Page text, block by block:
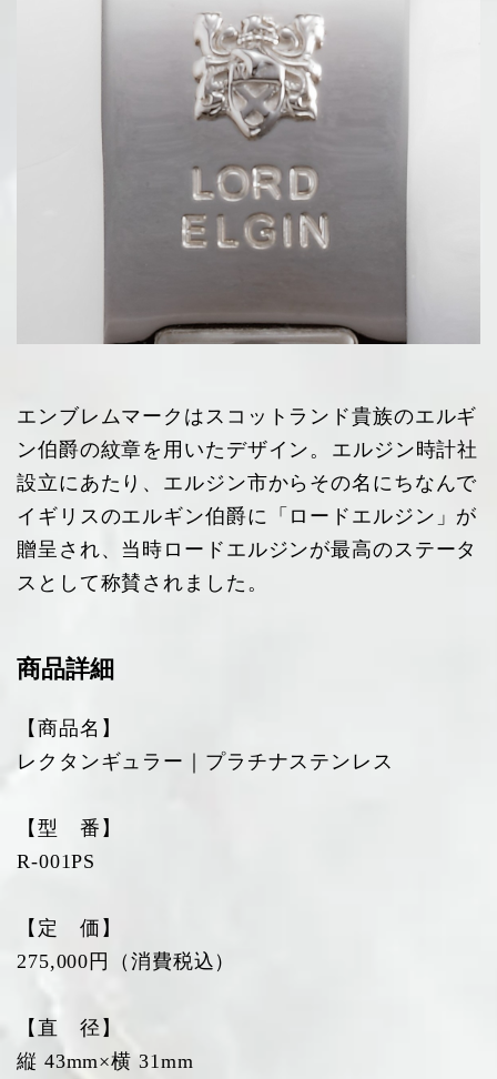
エンブレムマークはスコットランド貴族のエルギ
ン伯爵の紋章を用いたデザイン。エルジン時計社
設立にあたり、エルジン市からその名にちなんで
イギリスのエルギン伯爵に「ロードエルジン」が
贈呈され、当時ロードエルジンが最高のステータ
スとして称賛されました。
商品詳細
【商品名】
レクタンギュラー｜プラチナステンレス
【型 番】
R-001PS
【定 価】
275,000円（消費税込）
【直 径】
縦 43mm×横 31mm